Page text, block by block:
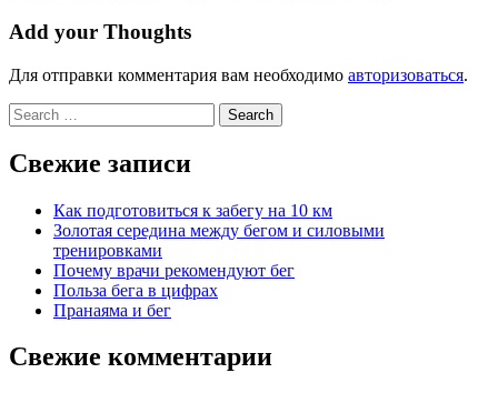
Add your Thoughts
Для отправки комментария вам необходимо авторизоваться.
Search
for:
Свежие записи
Как подготовиться к забегу на 10 км
Золотая середина между бегом и силовыми
тренировками
Почему врачи рекомендуют бег
Польза бега в цифрах
Пранаяма и бег
Свежие комментарии